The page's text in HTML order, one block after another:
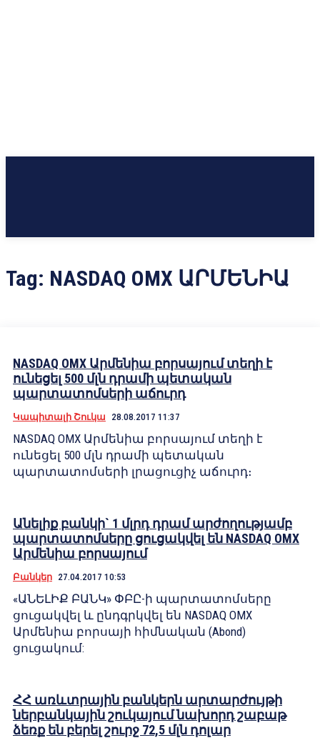
Tag: NASDAQ OMX ԱՐՄԵՆԻԱ
NASDAQ OMX Արմենիա բորսայում տեղի է
ունեցել 500 մլն դրամի պետական
պարտատոմսերի աճուրդ
Կապիտալի Շուկա 28.08.2017 11:37
NASDAQ OMX Արմենիա բորսայում տեղի է
ունեցել 500 մլն դրամի պետական
պարտատոմսերի լրացուցիչ աճուրդ։
Անելիք բանկի` 1 մլրդ դրամ արժողությամբ
պարտատոմսերը ցուցակվել են NASDAQ OMX
Արմենիա բորսայում
Բանկեր 27.04.2017 10:53
«ԱՆԵԼԻՔ ԲԱՆԿ» ՓԲԸ-ի պարտատոմսերը
ցուցակվել և ընդգրկվել են NASDAQ OMX
Արմենիա բորսայի հիմնական (Abond)
ցուցակում:
ՀՀ առևտրային բանկերն արտարժույթի
ներբանկային շուկայում նախորդ շաբաթ
ձեռք են բերել շուրջ 72,5 մլն դոլար